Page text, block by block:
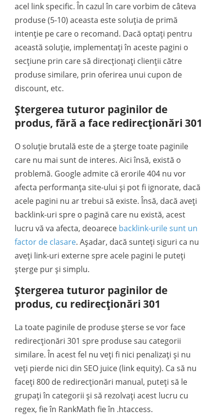
acel link specific. În cazul în care vorbim de câteva
produse (5-10) aceasta este soluția de primă
intenție pe care o recomand. Dacă optați pentru
această soluție, implementați în aceste pagini o
secțiune prin care să direcționați clienții către
produse similare, prin oferirea unui cupon de
discount, etc.
Ștergerea tuturor paginilor de
produs, fără a face redirecționări 301
O soluție brutală este de a șterge toate paginile
care nu mai sunt de interes. Aici însă, există o
problemă. Google admite că erorile 404 nu vor
afecta performanța site-ului și pot fi ignorate, dacă
acele pagini nu ar trebui să existe. Însă, dacă aveți
backlink-uri spre o pagină care nu există, acest
lucru vă va afecta, deoarece backlink-urile sunt un
factor de clasare. Așadar, dacă sunteți siguri ca nu
aveți link-uri externe spre acele pagini le puteți
șterge pur și simplu.
Ștergerea tuturor paginilor de
produs, cu redirecționări 301
La toate paginile de produse șterse se vor face
redirecționări 301 spre produse sau categorii
similare. În acest fel nu veți fi nici penalizați și nu
veți pierde nici din SEO juice (link equity). Ca să nu
faceți 800 de redirecționări manual, puteți să le
grupați în categorii și să rezolvați acest lucru cu
regex, fie în RankMath fie în .htaccess.